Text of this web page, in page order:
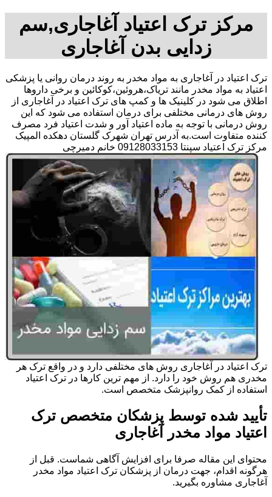
مرکز ترک اعتیاد آغاجاری,سم
زدایی بدن آغاجاری
ترک اعتیاد در آغاجاری به مواد مخدر به روند درمان روانی یا پزشکی
اعتیاد به مواد مخدر مانند تریاک،هروئین،کوکائین و برخی داروها
اطلاق می شود در کلینیک ها و کمپ های ترک اعتیاد در آغاجاری از
روش های درمانی مختلفی برای درمان استفاده می شود که این
روش درمانی با توجه به ماده اعتیاد آور و شدت اعتیاد فرد مصرف
کننده متفاوت است.به آدرس تهران شهرک گلستان دهکده المپیک
مرکز ترک اعتیاد سپنتا 09128033153 خانم دمیرچی
ترک اعتیاد در آغاجاری روش های مختلفی دارد و در واقع ترک هر
مخدری هم روش خود را دارد. از مهم ترین کارها در ترک اعتیاد
استفاده از کمک روانپزشک متخصص است.
تأیید شده توسط پزشکان متخصص ترک
اعتیاد مواد مخدر آغاجاری
محتوای این مقاله صرفا برای افزایش آگاهی شماست. قبل از
هرگونه اقدام، جهت درمان از پزشکان ترک اعتیاد مواد مخدر
آغاجاری مشاوره بگیرید.